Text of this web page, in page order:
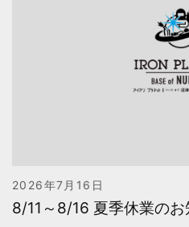
2026年7月16日
8/11～8/16 夏季休業のお